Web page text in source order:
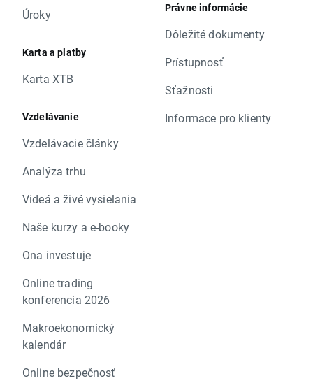
Úroky
Karta a platby
Karta XTB
Vzdelávanie
Vzdelávacie články
Analýza trhu
Videá a živé vysielania
Naše kurzy a e-booky
Ona investuje
Online trading
konferencia 2026
Makroekonomický
kalendár
Online bezpečnosť
Právne informácie
Dôležité dokumenty
Prístupnosť
Sťažnosti
Informace pro klienty